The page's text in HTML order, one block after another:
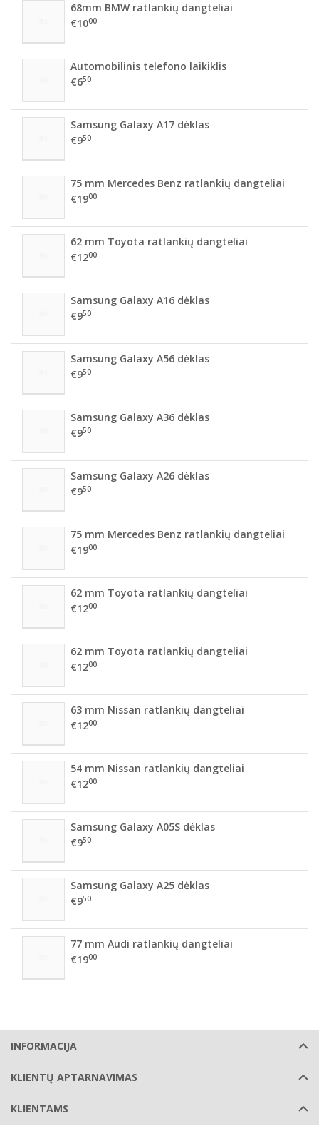
68mm BMW ratlankių dangteliai
€1000
Automobilinis telefono laikiklis
€650
Samsung Galaxy A17 dėklas
€950
75 mm Mercedes Benz ratlankių dangteliai
€1900
62 mm Toyota ratlankių dangteliai
€1200
Samsung Galaxy A16 dėklas
€950
Samsung Galaxy A56 dėklas
€950
Samsung Galaxy A36 dėklas
€950
Samsung Galaxy A26 dėklas
€950
75 mm Mercedes Benz ratlankių dangteliai
€1900
62 mm Toyota ratlankių dangteliai
€1200
62 mm Toyota ratlankių dangteliai
€1200
63 mm Nissan ratlankių dangteliai
€1200
54 mm Nissan ratlankių dangteliai
€1200
Samsung Galaxy A05S dėklas
€950
Samsung Galaxy A25 dėklas
€950
77 mm Audi ratlankių dangteliai
€1900
INFORMACIJA
KLIENTŲ APTARNAVIMAS
KLIENTAMS